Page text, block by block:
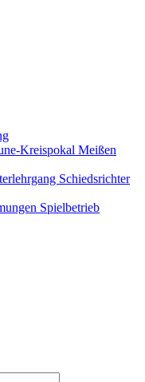
Kreispokal Meißen
Schiedsrichter
Spielbetrieb